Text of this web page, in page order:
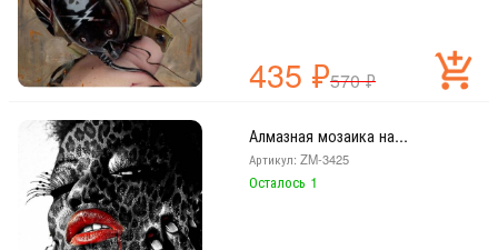
435 ₽570₽
Алмазная мозаика на...
Артикул: ZM-3425
Осталось 1